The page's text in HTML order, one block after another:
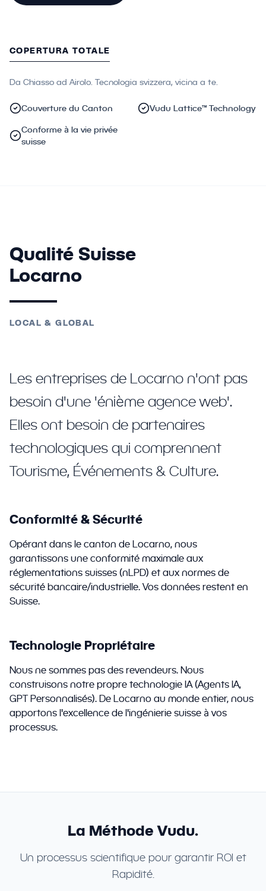
COPERTURA TOTALE
Da Chiasso ad Airolo. Tecnologia svizzera, vicina a te.
Couverture du Canton Vudu Lattice™ Technology
Conforme à la vie privée
suisse
Qualité Suisse
Locarno
LOCAL & GLOBAL
Les entreprises de Locarno n'ont pas
besoin d'une 'énième agence web'.
Elles ont besoin de partenaires
technologiques qui comprennent
Tourisme, Événements & Culture.
Conformité & Sécurité
Opérant dans le canton de Locarno, nous
garantissons une conformité maximale aux
réglementations suisses (nLPD) et aux normes de
sécurité bancaire/industrielle. Vos données restent en
Suisse.
Technologie Propriétaire
Nous ne sommes pas des revendeurs. Nous
construisons notre propre technologie IA (Agents IA,
GPT Personnalisés). De Locarno au monde entier, nous
apportons l'excellence de l'ingénierie suisse à vos
processus.
La Méthode Vudu.
Un processus scientifique pour garantir ROI et
Rapidité.